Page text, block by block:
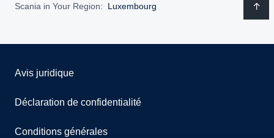
Scania in Your Region: Luxembourg
Avis juridique
Déclaration de confidentialité
Conditions générales